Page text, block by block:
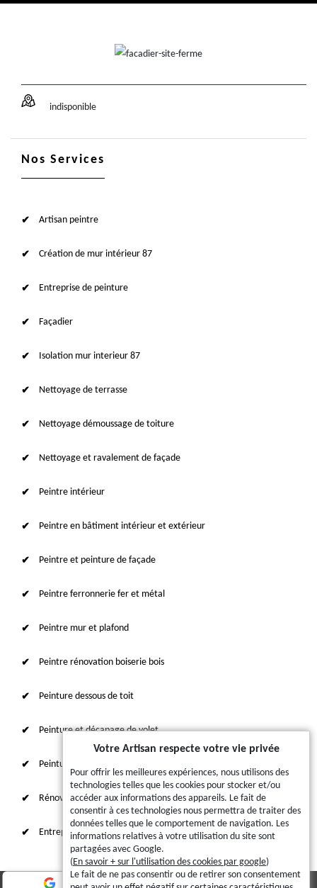
indisponible
Nos Services
Artisan peintre
Création de mur intérieur 87
Entreprise de peinture
Façadier
Isolation mur interieur 87
Nettoyage de terrasse
Nettoyage démoussage de toiture
Nettoyage et ravalement de façade
Peintre intérieur
Peintre en bâtiment intérieur et extérieur
Peintre et peinture de façade
Peintre ferronnerie fer et métal
Peintre mur et plafond
Peintre rénovation boiserie bois
Peinture dessous de toit
Peinture et décapage de volet
Peinture sur tuile et toiture
Rénovation intérieure 87
Entreprise de ravalement
Votre Artisan respecte votre vie privée
Pour offrir les meilleures expériences, nous utilisons des
technologies telles que les cookies pour stocker et/ou
accéder aux informations des appareils. Le fait de
consentir à ces technologies nous permettra de traiter des
données telles que le comportement de navigation. Les
informations relatives à votre utilisation du site sont
partagées avec Google.
(En savoir + sur l'utilisation des cookies par google)
Le fait de ne pas consentir ou de retirer son consentement